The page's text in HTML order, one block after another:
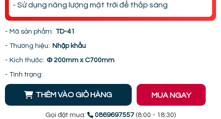
- Sử dụng năng lượng mặt trời để thắp sáng
- Mã sản phẩm: TD-41
- Thương hiệu: Nhập khẩu
- Kích thước: Φ 200mm x C700mm
- Tình trạng:
THÊM VÀO GIỎ HÀNG MUA NGAY
Gọi đặt mua: 0869697557 (8:00 - 18:30)